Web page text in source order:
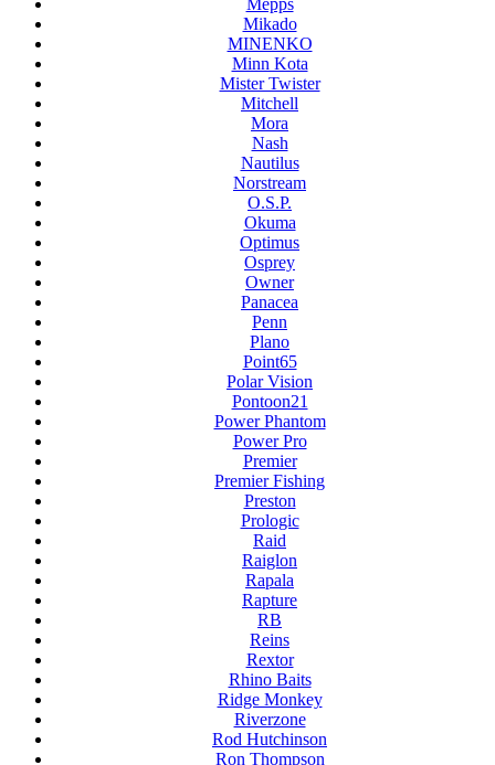
Mepps
Mikado
MINENKO
Minn Kota
Mister Twister
Mitchell
Mora
Nash
Nautilus
Norstream
O.S.P.
Okuma
Optimus
Osprey
Owner
Panacea
Penn
Plano
Point65
Polar Vision
Pontoon21
Power Phantom
Power Pro
Premier
Premier Fishing
Preston
Prologic
Raid
Raiglon
Rapala
Rapture
RB
Reins
Rextor
Rhino Baits
Ridge Monkey
Riverzone
Rod Hutchinson
Ron Thompson